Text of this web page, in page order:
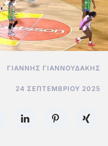
ΓΙΆΝΝΗΣ ΓΙΑΝΝΟΥΔΆΚΗΣ
24 ΣΕΠΤΕΜΒΡΊΟΥ 2025